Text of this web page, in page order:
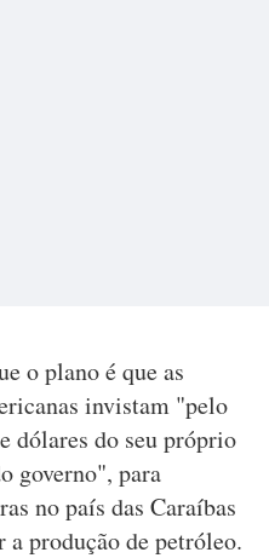
o plano é que as
invistam "pelo
dólares do seu próprio
governo", para
no país das Caraíbas
produção de petróleo.